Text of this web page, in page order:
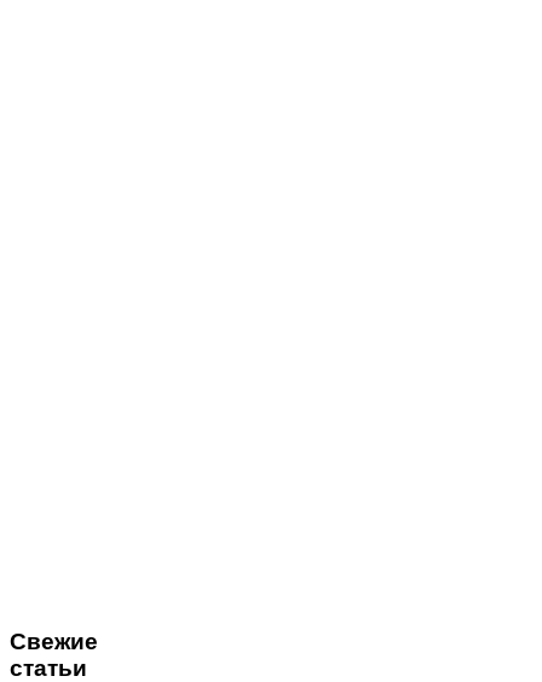
Свежие
статьи